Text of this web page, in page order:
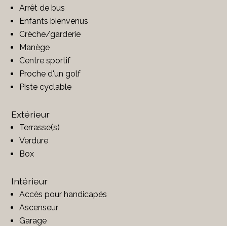
Arrêt de bus
Enfants bienvenus
Crèche/garderie
Manège
Centre sportif
Proche d'un golf
Piste cyclable
Extérieur
Terrasse(s)
Verdure
Box
Intérieur
Accès pour handicapés
Ascenseur
Garage